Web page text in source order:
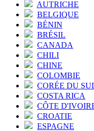
AUTRICHE
BELGIQUE
BÉNIN
BRÉSIL
CANADA
CHILI
CHINE
COLOMBIE
CORÉE DU
COSTA RICA
CÔTE
CROATIE
ESPAGNE